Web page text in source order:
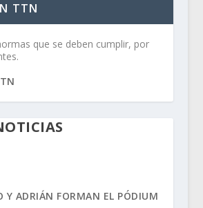
TTN
que se deben cumplir, por
Y ADRIÁN FORMAN EL PÓDIUM